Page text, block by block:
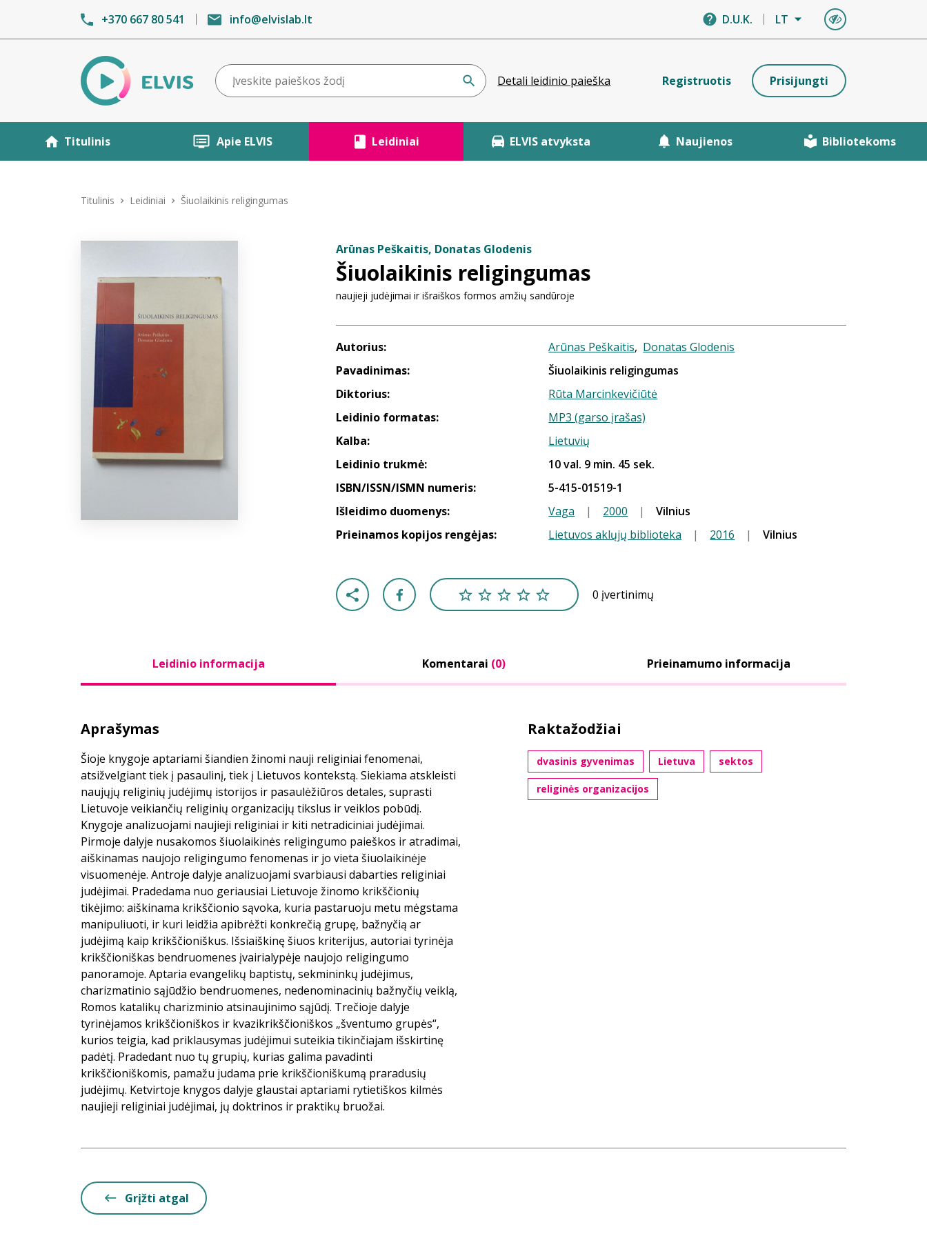
+370 667 80 541 info@elvislab.lt D.U.K. LT
Detali leidinio paieška Registruotis Prisijungti
Titulinis Apie ELVIS Leidiniai ELVIS atvyksta Naujienos Bibliotekoms
Titulinis Leidiniai Šiuolaikinis religingumas
Arūnas Peškaitis, Donatas Glodenis
Šiuolaikinis religingumas
naujieji judėjimai ir išraiškos formos amžių sandūroje
Autorius: Arūnas Peškaitis, Donatas Glodenis
Pavadinimas:
Šiuolaikinis religingumas
Diktorius:
Rūta Marcinkevičiūtė
Leidinio formatas:
MP3 (garso įrašas)
Kalba:
Lietuvių
Leidinio trukmė:
10 val. 9 min. 45 sek.
ISBN/ISSN/ISMN numeris:
5-415-01519-1
Išleidimo duomenys:
Vaga | 2000 |
Vilnius
Prieinamos kopijos rengėjas:
Lietuvos aklųjų biblioteka | 2016 | Vilnius
0 įvertinimų
Leidinio informacija Komentarai (0) Prieinamumo informacija
Aprašymas
Šioje knygoje aptariami šiandien žinomi nauji religiniai fenomenai,
atsižvelgiant tiek į pasaulinį, tiek į Lietuvos kontekstą. Siekiama atskleisti
naujųjų religinių judėjimų istorijos ir pasaulėžiūros detales, suprasti
Lietuvoje veikiančių religinių organizacijų tikslus ir veiklos pobūdį.
Knygoje analizuojami naujieji religiniai ir kiti netradiciniai judėjimai.
Pirmoje dalyje nusakomos šiuolaikinės religingumo paieškos ir atradimai,
aiškinamas naujojo religingumo fenomenas ir jo vieta šiuolaikinėje
visuomenėje. Antroje dalyje analizuojami svarbiausi dabarties religiniai
judėjimai. Pradedama nuo geriausiai Lietuvoje žinomo krikščionių
tikėjimo: aiškinama krikščionio sąvoka, kuria pastaruoju metu mėgstama
manipuliuoti, ir kuri leidžia apibrėžti konkrečią grupę, bažnyčią ar
judėjimą kaip krikščioniškus. Išsiaiškinę šiuos kriterijus, autoriai tyrinėja
krikščioniškas bendruomenes įvairialypėje naujojo religingumo
panoramoje. Aptaria evangelikų baptistų, sekmininkų judėjimus,
charizmatinio sąjūdžio bendruomenes, nedenominacinių bažnyčių veiklą,
Romos katalikų charizminio atsinaujinimo sąjūdį. Trečioje dalyje
tyrinėjamos krikščioniškos ir kvazikrikščioniškos „šventumo grupės“,
kurios teigia, kad priklausymas judėjimui suteikia tikinčiajam išskirtinę
padėtį. Pradedant nuo tų grupių, kurias galima pavadinti
krikščioniškomis, pamažu judama prie krikščioniškumą praradusių
judėjimų. Ketvirtoje knygos dalyje glaustai aptariami rytietiškos kilmės
naujieji religiniai judėjimai, jų doktrinos ir praktikų bruožai.
Raktažodžiai
dvasinis gyvenimas Lietuva sektos
religinės organizacijos
Grįžti atgal